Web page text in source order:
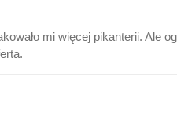
mi więcej pikanterii. Ale